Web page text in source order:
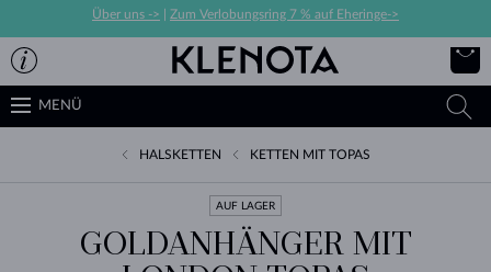
Über uns -> Zum Verlobungsring 7 % auf Eheringe->
MENÜ
HALSKETTEN KETTEN MIT TOPAS
AUF LAGER
GOLDANHÄNGER MIT